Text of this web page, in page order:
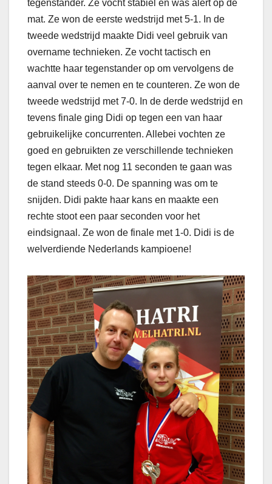
tegenstander. Ze vocht stabiel en was alert op de
mat. Ze won de eerste wedstrijd met 5-1. In de
tweede wedstrijd maakte Didi veel gebruik van
overname technieken. Ze vocht tactisch en
wachtte haar tegenstander op om vervolgens de
aanval over te nemen en te counteren. Ze won de
tweede wedstrijd met 7-0. In de derde wedstrijd en
tevens finale ging Didi op tegen een van haar
gebruikelijke concurrenten. Allebei vochten ze
goed en gebruikten ze verschillende technieken
tegen elkaar. Met nog 11 seconden te gaan was
de stand steeds 0-0. De spanning was om te
snijden. Didi pakte haar kans en maakte een
rechte stoot een paar seconden voor het
eindsignaal. Ze won de finale met 1-0. Didi is de
welverdiende Nederlands kampioene!